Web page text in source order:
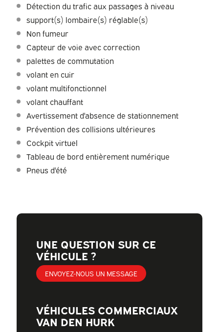
Détection du trafic aux passages à niveau
support(s) lombaire(s) réglable(s)
Non fumeur
Capteur de voie avec correction
palettes de commutation
volant en cuir
volant multifonctionnel
volant chauffant
Avertissement d'absence de stationnement
Prévention des collisions ultérieures
Cockpit virtuel
Tableau de bord entièrement numérique
Pneus d'été
UNE QUESTION SUR CE
VÉHICULE ?
ENVOYEZ-NOUS UN MESSAGE
VÉHICULES COMMERCIAUX
VAN DEN HURK